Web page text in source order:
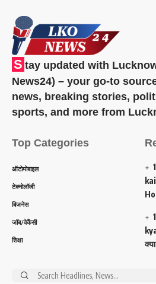
S tay updated with
News24) – your go-to
news, breaking stories,
sports, and more from
Top Categories
ऑटोमोबाइल
टेक्नोलॉजी
बिजनेस
जॉब/वेकैंसी
शिक्षा
Search